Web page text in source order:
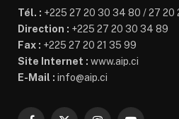
Tél. : +225 27 20 30 34 80 / 27 20
Direction : +225 27 20 30 34 89
Fax : +225 27 20 21 35 99
Site Internet : www.aip.ci
E-Mail : info@aip.ci